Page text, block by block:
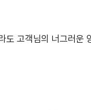
도 고객님의 너그러운